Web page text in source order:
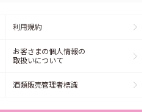
利用規約
お客さまの個人情報の
取扱いについて
酒類販売管理者標識